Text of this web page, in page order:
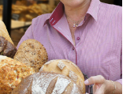
Ma t/m Do 8.00 – 18.00
Vrij: 8.00 – 18.00
Zat: 8.00 – 17.00